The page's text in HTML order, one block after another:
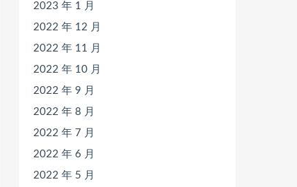
2023 年 1 月
2022 年 12 月
2022 年 11 月
2022 年 10 月
2022 年 9 月
2022 年 8 月
2022 年 7 月
2022 年 6 月
2022 年 5 月